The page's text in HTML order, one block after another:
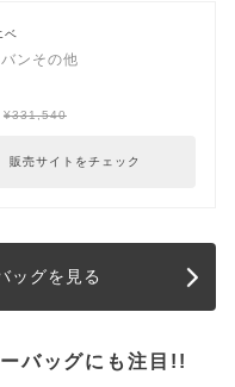
ベ
ンその他
¥331,540
販売サイトをチェック
ッグを見る
バッグにも注目!!